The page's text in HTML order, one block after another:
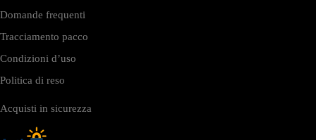
Domande frequenti
Tracciamento pacco
Condizioni d’uso
Politica di reso
Acquisti in sicurezza